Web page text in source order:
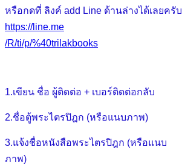
หรือกดที่ ลิงค์ add Line ด้านล่างได้เลยครับ
https://line.me
/R/ti/p/%40trilakbooks
1.เขียน ชื่อ ผู้ติดต่อ + เบอร์ติดต่อกลับ
2.ชื่อตู้พระไตรปิฎก (หรือแนบภาพ)
3.แจ้งชื่อหนังสือพระไตรปิฎก (หรือแนบ
ภาพ)